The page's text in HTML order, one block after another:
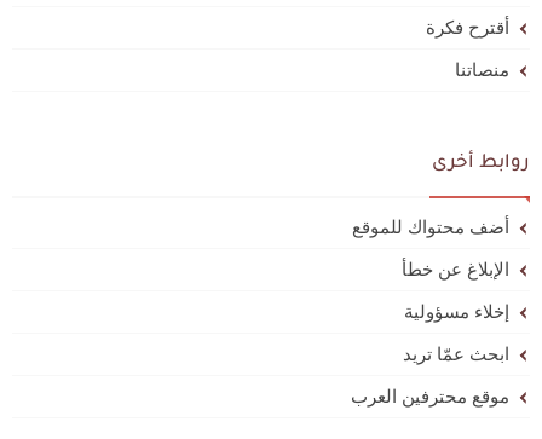
أقترح فكرة
منصاتنا
روابط أخرى
أضف محتواك للموقع
الإبلاغ عن خطأ
إخلاء مسؤولية
ابحث عمّا تريد
موقع محترفين العرب